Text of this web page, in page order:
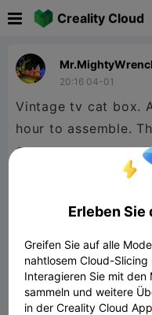
Creality Cloud
20:16 04-01
Vintage tv cat box.
Erleben Sie
Greifen Sie auf alle
nahtlosem Cloud-
Interagieren Sie mit den
sammeln und weitere
in der Creality Cloud